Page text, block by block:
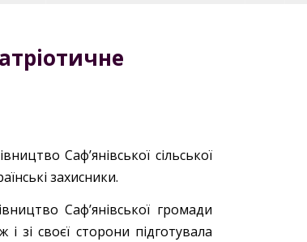
Саф’янівської сільської
захисники.
Саф’янівської громади
зі своєї сторони підготувала